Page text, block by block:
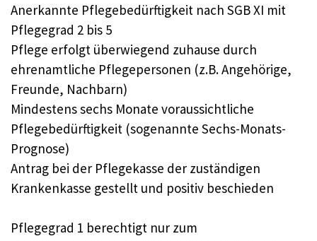
Anerkannte Pflegebedürftigkeit nach SGB XI mit
Pflegegrad 2 bis 5
Pflege erfolgt überwiegend zuhause durch
ehrenamtliche Pflegepersonen (z.B. Angehörige,
Freunde, Nachbarn)
Mindestens sechs Monate voraussichtliche
Pflegebedürftigkeit (sogenannte Sechs-Monats-
Prognose)
Antrag bei der Pflegekasse der zuständigen
Krankenkasse gestellt und positiv beschieden
Pflegegrad 1 berechtigt nur zum